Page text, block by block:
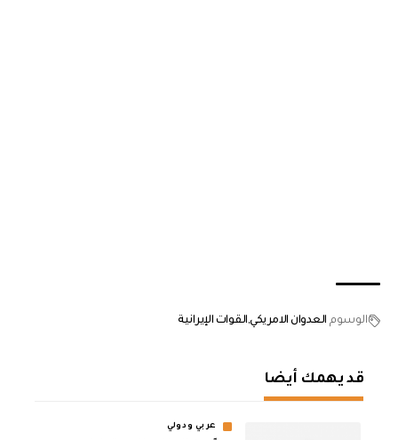
الوسوم العدوان الامريكي القوات الإيرانية
قد يهمك أيضا
عربي ودولي